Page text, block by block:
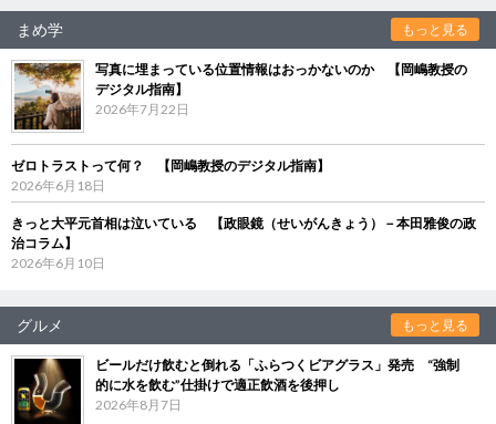
まめ学 もっと見る
写真に埋まっている位置情報はおっかないのか 【岡嶋教授の
デジタル指南】
2026年7月22日
ゼロトラストって何？ 【岡嶋教授のデジタル指南】
2026年6月18日
きっと大平元首相は泣いている 【政眼鏡（せいがんきょう）－本田雅俊の政
治コラム】
2026年6月10日
グルメ もっと見る
ビールだけ飲むと倒れる「ふらつくビアグラス」発売 “強制
的に水を飲む”仕掛けで適正飲酒を後押し
2026年8月7日